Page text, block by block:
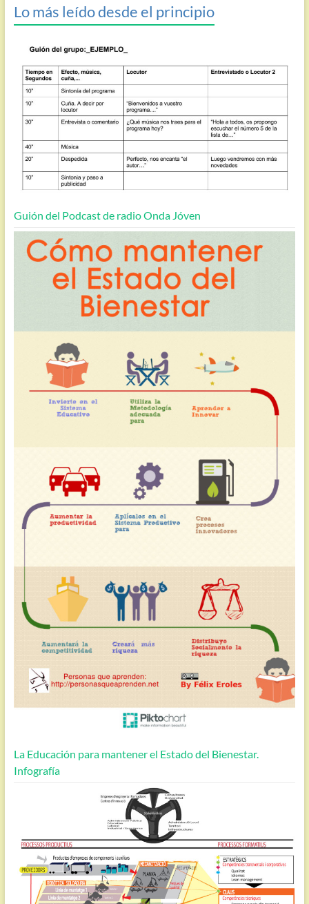
Lo más leído desde el principio
Guión del Podcast de radio Onda Jóven
La Educación para mantener el Estado del Bienestar.
Infografía